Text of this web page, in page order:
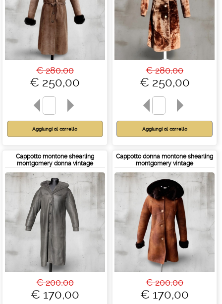
€ 280,00
€ 250,00
€ 280,00
€ 250,00
Cappotto montone shearling
montgomery donna vintage
€ 200,00
€ 170,00
Cappotto donna montone shearling
montgomery vintage
€ 200,00
€ 170,00